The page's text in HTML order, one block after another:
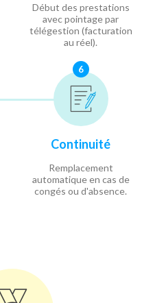
Début des prestations
avec pointage par
télégestion (facturation
au réel).
6
Continuité
Remplacement
automatique en cas de
congés ou d'absence.